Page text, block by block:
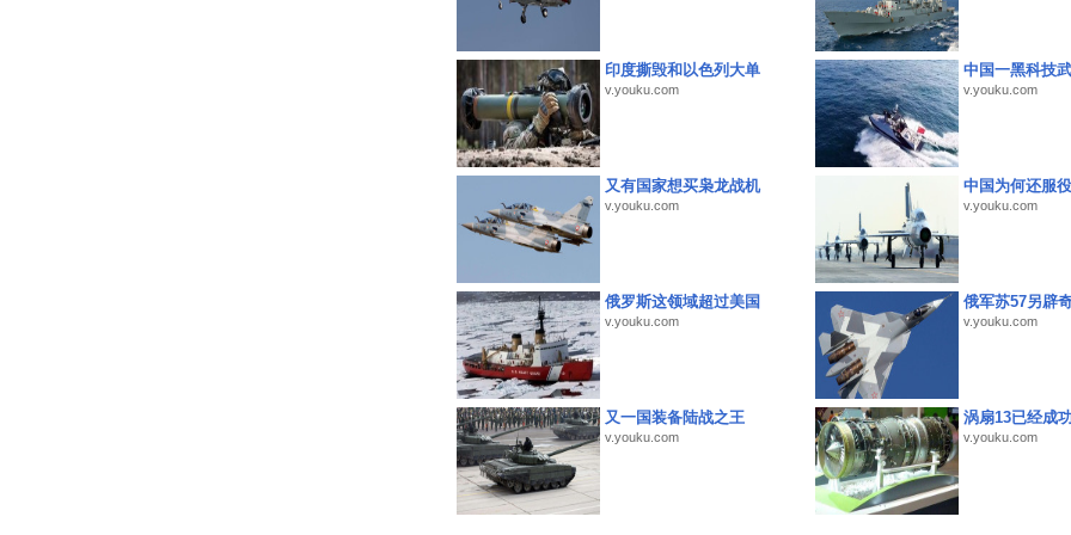
印度撕毁和以色列大单
v.youku.com
中国一黑科技
v.youku.com
又有国家想买枭龙战机
v.youku.com
中国为何还服
v.youku.com
俄罗斯这领域超过美国
v.youku.com
俄军苏57另辟
v.youku.com
又一国装备陆战之王
v.youku.com
涡扇13已经成
v.youku.com